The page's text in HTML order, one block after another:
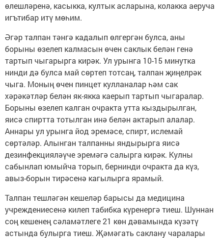
өлешләренә, касыкка, култык асларына, колакка аеруча
игътибар итү мөһим.
Әгәр талпан тәнгә кадалып өлгергән булса, аны
борыны өзелеп калмасын өчен саклык белән генә
тартып чыгарырга кирәк. Ул урынга 10-15 минутка
нинди дә булса май сөртеп тотсаң, талпан җиңелрәк
чыга. Моның өчен пинцет кулланалар һәм сак
хәрәкәтләр белән як-якка каерып тартып чыгаралар.
Борыны өзелеп калган очракта утта кыздырылган,
яисә спиртта тотылган инә белән актарып алалар.
Аннары ул урынга йод эремәсе, спирт, ислемай
сөртәләр. Алынган талпанны яндырырга яисә
дезинфекцияләүче эремәгә салырга кирәк. Кулны
сабынлап юмыйча торып, бернинди очракта да күз,
авыз-борын тирәсенә кагылырга ярамый.
Талпан тешләгән кешеләр барысы да медицина
учреждениесенә килеп табибка күренергә тиеш. Шуннан
соң кешенең сәламәтлеге 21 көн дәвамында күзәтү
астында булырга тиеш. Җәмәгать саклану чаралары